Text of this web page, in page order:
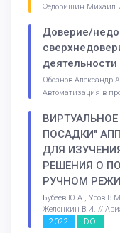
Федоришин Михаил
Доверие/
деятельности
Обознов Александр
Автоматизация в
ПОСАДКИ"
ДЛЯ
РЕШЕНИЯ О
РУЧНОМ
Бубеев Ю.А., Усов
Желонкин В.И. //
2022 DOI